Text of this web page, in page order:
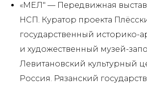
«МЕЛ" — Передвижная
НСП. Куратор проекта
государственный историко-
и художественный музей-
Левитановский культурный
Россия. Рязанский